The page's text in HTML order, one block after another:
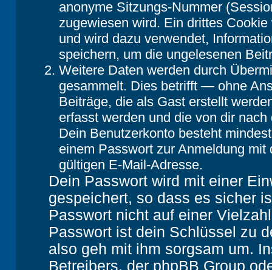
anonyme Sitzungs-Nummer
zugewiesen wird. Ein drittes
und wird dazu verwendet,
speichern, um die ungelesenen
Weitere Daten werden durch
gesammelt. Dies betrifft — ohne
Beiträge, die als Gast erstellt
erfasst werden und die von dir
Dein Benutzerkonto besteht
einem Passwort zur Anmeldung
gültigen E-Mail-Adresse.
Dein Passwort wird mit einer
gespeichert, so dass es sicher
Passwort nicht auf einer
Passwort ist dein Schlüssel zu
also geh mit ihm sorgsam um.
Betreibers, der phpBB Group